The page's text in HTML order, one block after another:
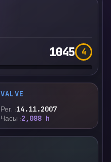
1045 4
VALVE
Рег. 14.11.2007
Часы 2,088 h